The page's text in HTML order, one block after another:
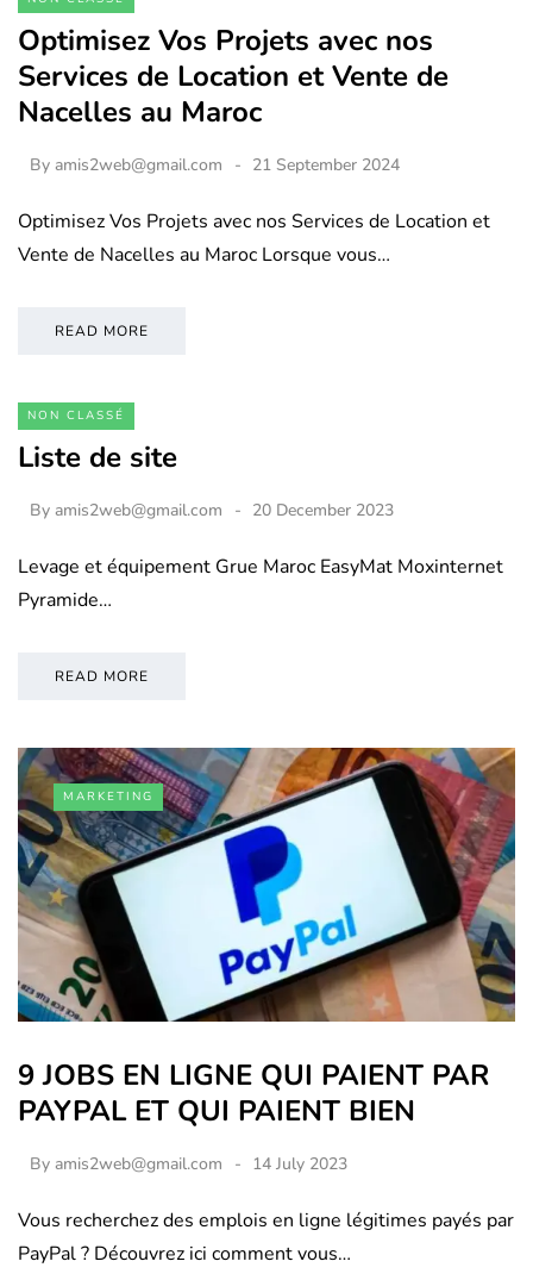
Optimisez Vos Projets avec nos
Services de Location et Vente de
Nacelles au Maroc
By amis2web@gmail.com 21 September 2024
Optimisez Vos Projets avec nos Services de Location et
Vente de Nacelles au Maroc Lorsque vous…
READ MORE
NON CLASSÉ
Liste de site
By amis2web@gmail.com 20 December 2023
Levage et équipement Grue Maroc EasyMat Moxinternet
Pyramide…
READ MORE
MARKETING
9 JOBS EN LIGNE QUI PAIENT PAR
PAYPAL ET QUI PAIENT BIEN
By amis2web@gmail.com 14 July 2023
Vous recherchez des emplois en ligne légitimes payés par
PayPal ? Découvrez ici comment vous…